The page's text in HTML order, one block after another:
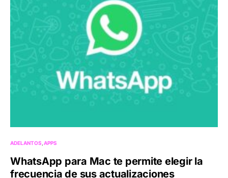
ADELANTOS APPS
WhatsApp para Mac te permite elegir la
frecuencia de sus actualizaciones